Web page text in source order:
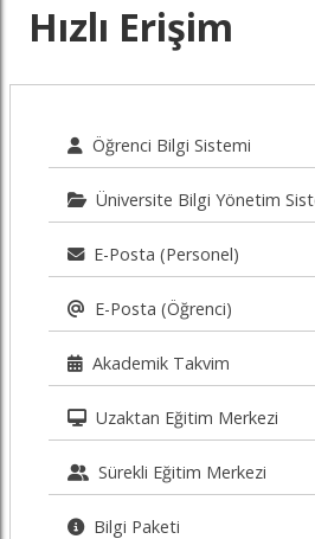
Hızlı Erişim
Öğrenci Bilgi Sistemi
Üniversite Bilgi Yönetim
E-Posta (Personel)
E-Posta (Öğrenci)
Akademik Takvim
Uzaktan Eğitim Merkezi
Sürekli Eğitim Merkezi
Bilgi Paketi